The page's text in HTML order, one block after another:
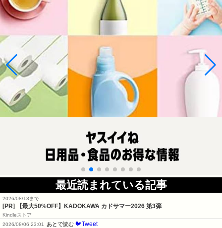
最近読まれている記事
2026/08/13まで
[PR] 【最大50%OFF】KADOKAWA カドサマー2026 第3弾
Kindleストア
2026/08/06 23:01
あとで読む 🐦Tweet